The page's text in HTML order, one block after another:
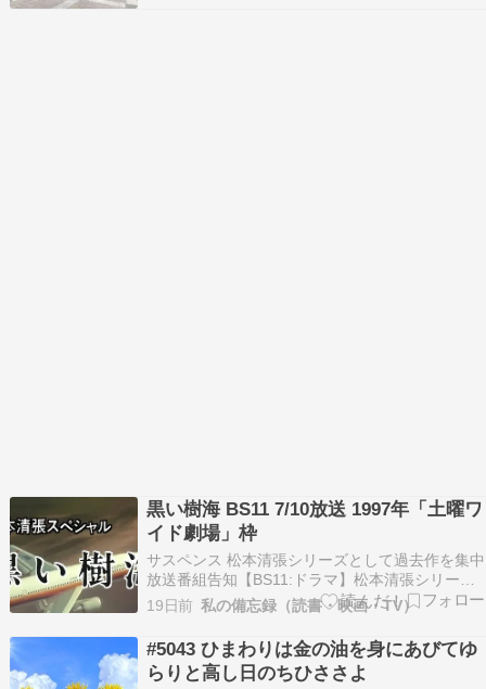
黒い樹海 BS11 7/10放送 1997年「土曜ワ
イド劇場」枠
サスペンス 松本清張シリーズとして過去作を集中
放送番組告知【BS11:ドラマ】松本清張シリーズ
放送時間：毎週金曜日 午後6時45分～
www.bs11.jpこの松本清張シリーズも今回が最
後。過去作のサルベージではあるが、なかなか楽
しめた。ただ、2時間ドラマを毎週追っかけるの
はしん…
19日前 私の備忘録（読書・映画・TV）
#5043 ひまわりは金の油を身にあびてゆ
らりと高し日のちひささよ